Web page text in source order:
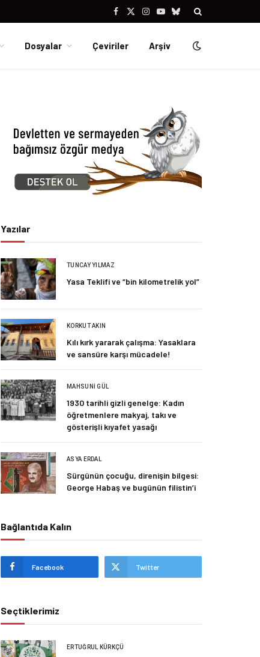
Facebook
X
Instagram
YouTubeBluesky
Dosyalar Çeviriler Arşiv
Yazılar
TUNCAY YILMAZ
Yasa Teklifi ve “bin kilometrelik yol”
KORKUT AKIN
Kılı kırk yararak çalışma: Yasaklara
ve sansüre karşı mücadele!
MAHSUNI GÜL
1930 tarihli gizli genelge: Kadın
öğretmenlere makyaj, takı ve
gösterişli kıyafet yasağı
ASYA ERDAL
Sürgünün çocuğu, direnişin bilgesi:
George Habaş ve bugünün filistin’i
Bağlantıda Kalın
Facebook Twitter
Seçtiklerimiz
ERTUĞRUL KÜRKÇÜ